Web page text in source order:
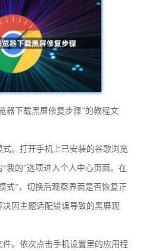
器下载黑屏修复步骤”的教程文
。打开手机上已安装的谷歌浏览
我的”选项进入个人中心页面。在
式”，切换后观察界面是否恢复正
因主题适配错误导致的黑屏现
。依次点击手机设置里的应用程